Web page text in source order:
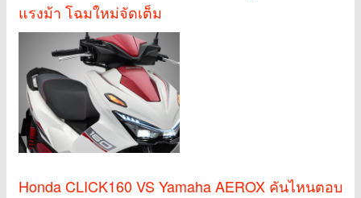
แรงม้า โฉมใหม่จัดเต็ม
Honda CLICK160 VS Yamaha AEROX คันไหนตอบ